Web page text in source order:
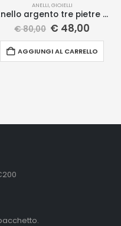
ANELLI,GIOIELLI
Anello argento tre pietre verde
€80,00 € 48,00
AGGIUNGI AL CARRELLO